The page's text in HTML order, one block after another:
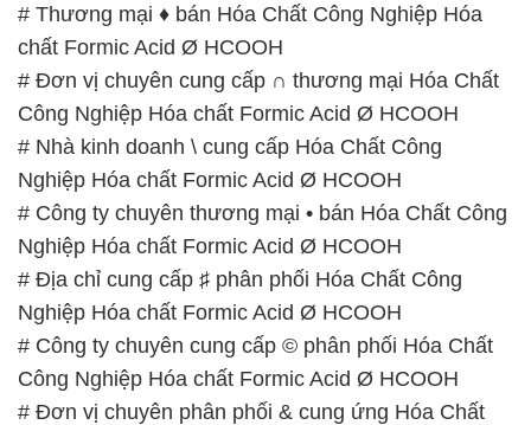
# Thương mại ♦ bán Hóa Chất Công Nghiệp Hóa
chất Formic Acid Ø HCOOH
# Đơn vị chuyên cung cấp ∩ thương mại Hóa Chất
Công Nghiệp Hóa chất Formic Acid Ø HCOOH
# Nhà kinh doanh \ cung cấp Hóa Chất Công
Nghiệp Hóa chất Formic Acid Ø HCOOH
# Công ty chuyên thương mại • bán Hóa Chất Công
Nghiệp Hóa chất Formic Acid Ø HCOOH
# Địa chỉ cung cấp ♯ phân phối Hóa Chất Công
Nghiệp Hóa chất Formic Acid Ø HCOOH
# Công ty chuyên cung cấp © phân phối Hóa Chất
Công Nghiệp Hóa chất Formic Acid Ø HCOOH
# Đơn vị chuyên phân phối & cung ứng Hóa Chất